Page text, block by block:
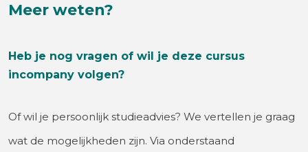
Meer weten?
Heb je nog vragen of wil je deze cursus
incompany volgen?
Of wil je persoonlijk studieadvies? We vertellen je graag
wat de mogelijkheden zijn. Via onderstaand